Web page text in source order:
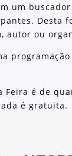
um
Desta
ou
é de
é gratuita.